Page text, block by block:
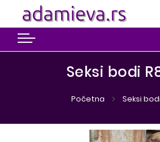
Seksi bodi
Početna Seksi